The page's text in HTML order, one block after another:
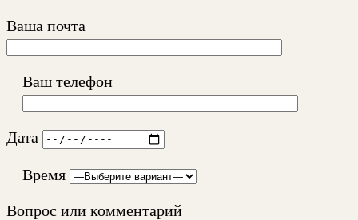
Ваша почта
Ваш телефон
Дата
Время
Вопрос или комментарий